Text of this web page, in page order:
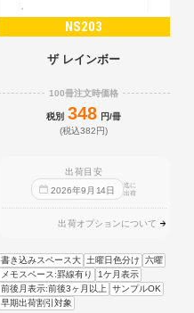
NS203
ザ レインボー
100冊注文時価格
税別 348 円/冊
(税込382円)
出荷目安
2026年9 月 14日
迄に
出荷
出荷オプションについて
書き込みスペース大 土曜日色分け
六曜
メモスペース:罫線有り
1ケ月表示
前後月表示:前後3ヶ月以上
サンプルOK
早期出荷割引対象